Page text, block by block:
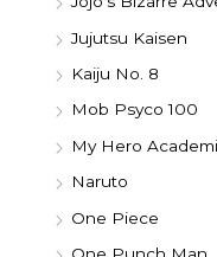
Jujutsu Kaisen
Kaiju No. 8
Mob Psyco 100
My Hero
Naruto
One Piece